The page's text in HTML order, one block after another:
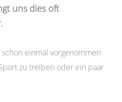
uns dies oft
einmal vorgenommen
zu treiben oder ein paar